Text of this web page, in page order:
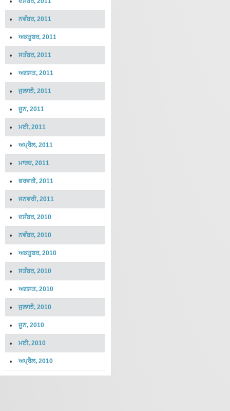
ਨਵੰਬਰ, 2011
ਅਕਤੂਬਰ, 2011
ਸਤੰਬਰ, 2011
ਅਗਸਤ, 2011
ਜੁਲਾਈ, 2011
ਜੂਨ, 2011
ਮਈ, 2011
ਅਪ੍ਰੈਲ, 2011
ਮਾਰਚ, 2011
ਫਰਵਰੀ, 2011
ਜਨਵਰੀ, 2011
ਦਸੰਬਰ, 2010
ਨਵੰਬਰ, 2010
ਅਕਤੂਬਰ, 2010
ਸਤੰਬਰ, 2010
ਅਗਸਤ, 2010
ਜੁਲਾਈ, 2010
ਜੂਨ, 2010
ਮਈ, 2010
ਅਪ੍ਰੈਲ, 2010